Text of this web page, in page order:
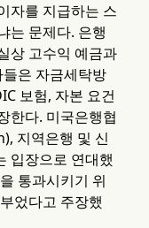
자를 지급하는 스
는 문제다. 은행
상 고수익 예금과
은 자금세탁방
보험, 자본 요건
한다. 미국은행협
지역은행 및 신
입장으로 연대했
통과시키기 위
었다고 주장했